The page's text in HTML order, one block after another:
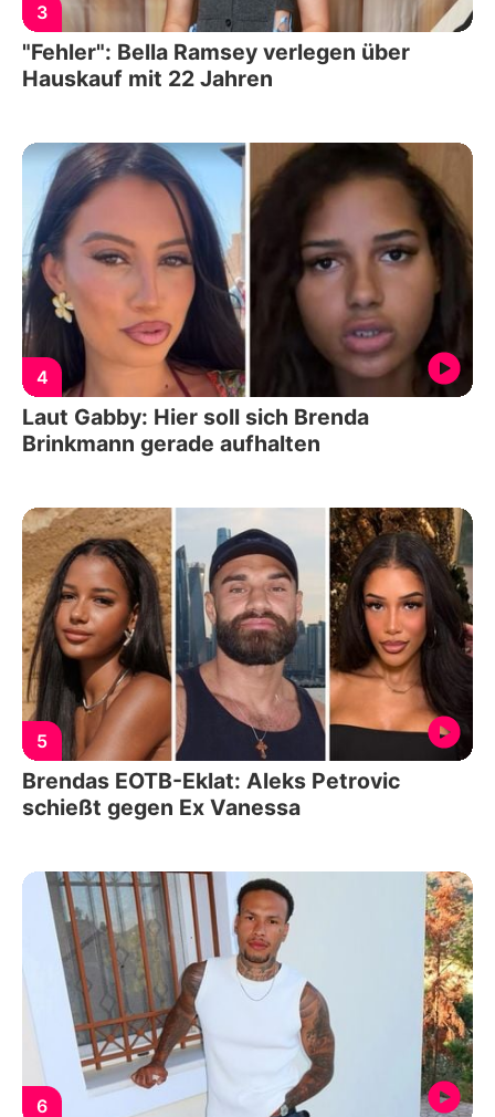
3
"Fehler": Bella Ramsey verlegen über
Hauskauf mit 22 Jahren
4
Laut Gabby: Hier soll sich Brenda
Brinkmann gerade aufhalten
5
Brendas EOTB-Eklat: Aleks Petrovic
schießt gegen Ex Vanessa
6